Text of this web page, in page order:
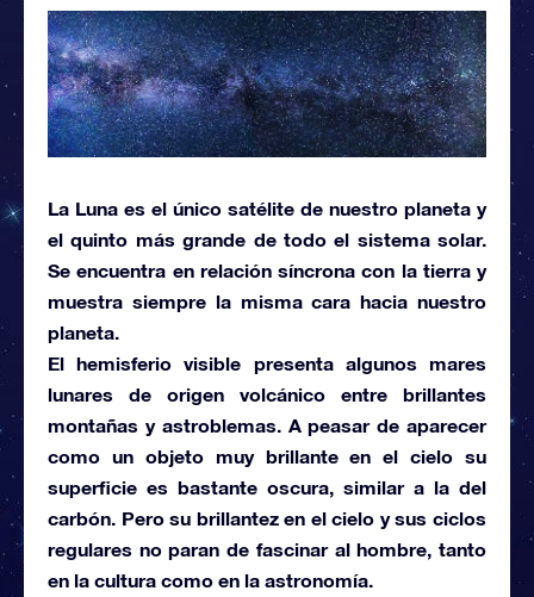
La Luna es el único satélite de nuestro planeta y
el quinto más grande de todo el sistema solar.
Se encuentra en relación síncrona con la tierra y
muestra siempre la misma cara hacia nuestro
planeta.
El hemisferio visible presenta algunos mares
lunares de origen volcánico entre brillantes
montañas y astroblemas. A peasar de aparecer
como un objeto muy brillanteen el cielo su
superficie es bastante oscura, similar a la del
carbón. Pero su brillantez en el cielo y sus ciclos
regulares no paran de fascinar al hombre, tanto
en la cultura como en la astronomía.